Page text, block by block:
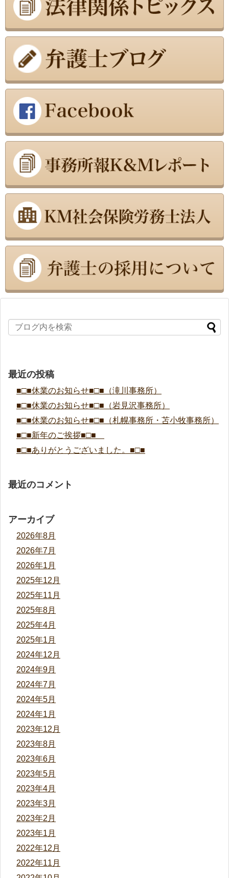
最近の投稿
■□■休業のお知らせ■□■（滝川事務所）
■□■休業のお知らせ■□■（岩見沢事務所）
■□■休業のお知らせ■□■（札幌事務所・苫小牧事務所）
■□■新年のご挨拶■□■
■□■ありがとうございました。■□■
最近のコメント
アーカイブ
2026年8月
2026年7月
2026年1月
2025年12月
2025年11月
2025年8月
2025年4月
2025年1月
2024年12月
2024年9月
2024年7月
2024年5月
2024年1月
2023年12月
2023年8月
2023年6月
2023年5月
2023年4月
2023年3月
2023年2月
2023年1月
2022年12月
2022年11月